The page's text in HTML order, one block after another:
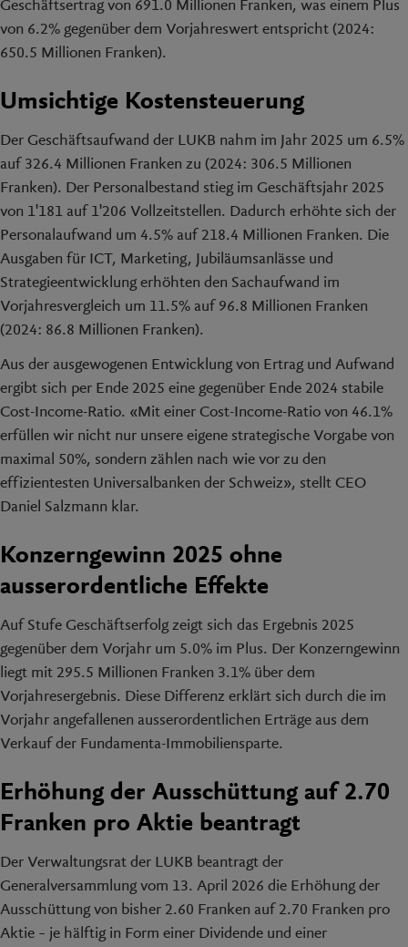
Geschäftsertrag von 691.0 Millionen Franken, was einem Plus
von 6.2% gegenüber dem Vorjahreswert entspricht (2024:
650.5 Millionen Franken).
Umsichtige Kostensteuerung
Der Geschäftsaufwand der LUKB nahm im Jahr 2025 um 6.5%
auf 326.4 Millionen Franken zu (2024: 306.5 Millionen
Franken). Der Personalbestand stieg im Geschäftsjahr 2025
von 1'181 auf 1'206 Vollzeitstellen. Dadurch erhöhte sich der
Personalaufwand um 4.5% auf 218.4 Millionen Franken. Die
Ausgaben für ICT, Marketing, Jubiläumsanlässe und
Strategieentwicklung erhöhten den Sachaufwand im
Vorjahresvergleich um 11.5% auf 96.8 Millionen Franken
(2024: 86.8 Millionen Franken).
Aus der ausgewogenen Entwicklung von Ertrag und Aufwand
ergibt sich per Ende 2025 eine gegenüber Ende 2024 stabile
Cost-Income-Ratio. «Mit einer Cost-Income-Ratio von 46.1%
erfüllen wir nicht nur unsere eigene strategische Vorgabe von
maximal 50%, sondern zählen nach wie vor zu den
effizientesten Universalbanken der Schweiz», stellt CEO
Daniel Salzmann klar.
Konzerngewinn 2025 ohne
ausserordentliche Effekte
Auf Stufe Geschäftserfolg zeigt sich das Ergebnis 2025
gegenüber dem Vorjahr um 5.0% im Plus. Der Konzerngewinn
liegt mit 295.5 Millionen Franken 3.1% über dem
Vorjahresergebnis. Diese Differenz erklärt sich durch die im
Vorjahr angefallenen ausserordentlichen Erträge aus dem
Verkauf der Fundamenta-Immobiliensparte.
Erhöhung der Ausschüttung auf 2.70
Franken pro Aktie beantragt
Der Verwaltungsrat der LUKB beantragt der
Generalversammlung vom 13. April 2026 die Erhöhung der
Ausschüttung von bisher 2.60 Franken auf 2.70 Franken pro
Aktie – je hälftig in Form einer Dividende und einer